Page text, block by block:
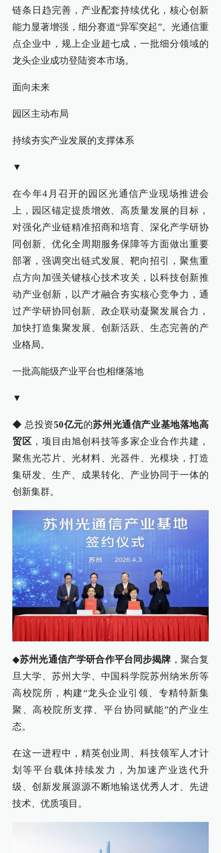
链条日趋完善，产业配套持续优化，核心创新
能力显著增强，细分赛道“异军突起”。光通信重
点企业中，规上企业超七成，一批细分领域的
龙头企业成功登陆资本市场。
面向未来
园区主动布局
持续夯实产业发展的支撑体系
▼
在今年4月召开的园区光通信产业现场推进会
上，园区锚定提质增效、高质量发展的目标，
对强化产业链精准招商和培育、深化产学研协
同创新、优化全周期服务保障等方面做出重要
部署，强调突出链式发展、靶向招引，聚焦重
点方向加强关键核心技术攻关，以科技创新推
动产业创新，以产才融合夯实核心竞争力，通
过产学研协同创新、政企联动凝聚发展合力，
加快打造集聚发展、创新活跃、生态完善的产
业格局。
一批高能级产业平台也相继落地
▼
◆ 总投资50亿元的苏州光通信产业基地落地高
贸区 ，项目由旭创科技等多家企业合作共建，
聚焦光芯片、光材料、光器件、光模块，打造
集研发、生产、成果转化、产业协同于一体的
创新集群。
◆苏州光通信产学研合作平台同步揭牌 ，聚合复
旦大学、苏州大学、中国科学院苏州纳米所等
高校院所，构建“龙头企业引领、专精特新集
聚、高校院所支撑、平台协同赋能”的产业生
态。
在这一进程中，精英创业周、科技领军人才计
划等平台载体持续发力，为加速产业迭代升
级、创新发展源源不断地输送优秀人才、先进
技术、优质项目。